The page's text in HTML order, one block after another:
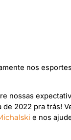
nos
nossas
2022 pra trás!
e nos